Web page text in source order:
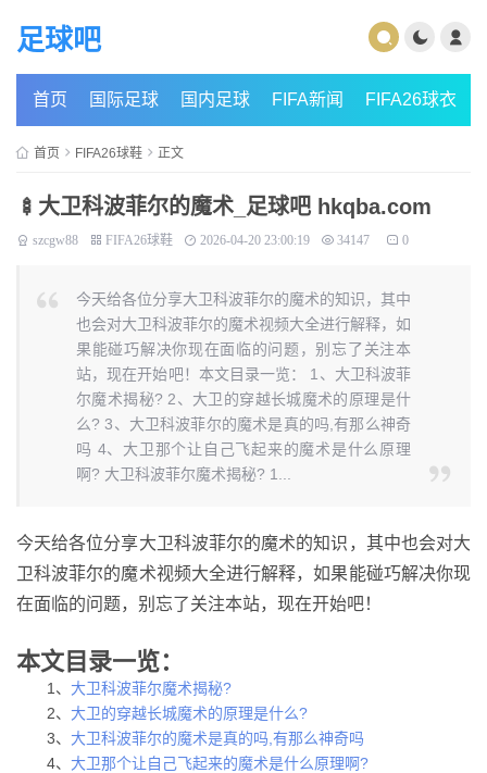
足球吧
首页 国际足球 国内足球 FIFA新闻 FIFA26球衣
首页 FIFA26球鞋 正文
🍢大卫科波菲尔的魔术_足球吧 hkqba.com
szcgw88 FIFA26球鞋 2026-04-20 23:00:19 34147 0
今天给各位分享大卫科波菲尔的魔术的知识，其中
也会对大卫科波菲尔的魔术视频大全进行解释，如
果能碰巧解决你现在面临的问题，别忘了关注本
站，现在开始吧！本文目录一览： 1、大卫科波菲
尔魔术揭秘? 2、大卫的穿越长城魔术的原理是什
么? 3、大卫科波菲尔的魔术是真的吗,有那么神奇
吗 4、大卫那个让自己飞起来的魔术是什么原理
啊? 大卫科波菲尔魔术揭秘? 1...
今天给各位分享大卫科波菲尔的魔术的知识，其中也会对大
卫科波菲尔的魔术视频大全进行解释，如果能碰巧解决你现
在面临的问题，别忘了关注本站，现在开始吧！
本文目录一览：
1、 大卫科波菲尔魔术揭秘?
2、 大卫的穿越长城魔术的原理是什么?
3、 大卫科波菲尔的魔术是真的吗,有那么神奇吗
4、 大卫那个让自己飞起来的魔术是什么原理啊?